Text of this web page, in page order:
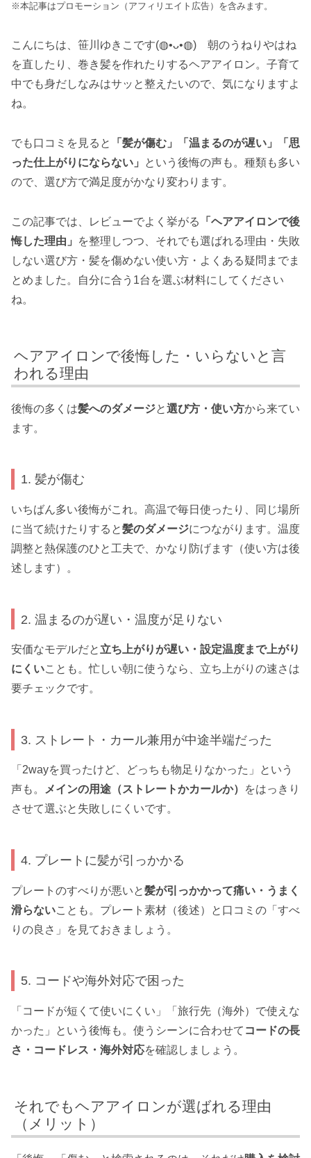
※本記事はプロモーション（アフィリエイト広告）を含みます。
こんにちは、笹川ゆきこです(◍•ᴗ•◍) 朝のうねりやはね
を直したり、巻き髪を作れたりするヘアアイロン。子育て
中でも身だしなみはサッと整えたいので、気になりますよ
ね。
でも口コミを見ると
「髪が傷む」「温まるのが遅い」「思
った仕上がりにならない」
という後悔の声も。種類も多い
ので、選び方で満足度がかなり変わります。
この記事では、レビューでよく挙がる
「ヘアアイロンで後
悔した理由」
を整理しつつ、それでも選ばれる理由・失敗
しない選び方・髪を傷めない使い方・よくある疑問までま
とめました。自分に合う1台を選ぶ材料にしてください
ね。
ヘアアイロンで後悔した・いらないと言
われる理由
後悔の多くは髪へのダメージと選び方・使い方から来てい
ます。
1. 髪が傷む
いちばん多い後悔がこれ。高温で毎日使ったり、同じ場所
に当て続けたりすると髪のダメージにつながります。温度
調整と熱保護のひと工夫で、かなり防げます（使い方は後
述します）。
2. 温まるのが遅い・温度が足りない
安価なモデルだと 立ち上がりが遅い・設定温度まで上がり
にくいことも。忙しい朝に使うなら、立ち上がりの速さは
要チェックです。
3. ストレート・カール兼用が中途半端だった
「2wayを買ったけど、どっちも物足りなかった」という
声も。
メインの用途（ストレートかカールか）
をはっきり
させて選ぶと失敗しにくいです。
4. プレートに髪が引っかかる
プレートのすべりが悪いと髪が引っかかって痛い・うまく
滑らないことも。プレート素材（後述）と口コミの「すべ
りの良さ」を見ておきましょう。
5. コードや海外対応で困った
「コードが短くて使いにくい」「旅行先（海外）で使えな
かった」という後悔も。使うシーンに合わせて コードの長
さ・コードレス・海外対応を確認しましょう。
それでもヘアアイロンが選ばれる理由
（メリット）